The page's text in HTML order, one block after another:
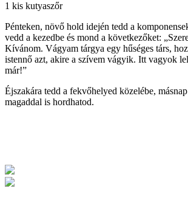
1 kis kutyaszőr
Pénteken, növő hold idején tedd a
vedd a kezedbe és mond a következőket:
Kívánom. Vágyam tárgya egy hűséges társ,
istennő azt, akire a szívem vágyik. Itt vagyok
már!”
Éjszakára tedd a fekvőhelyed közelébe,
magaddal is hordhatod.